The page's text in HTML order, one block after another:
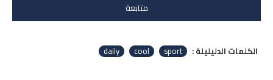
متابعة
الكلمات الدليليلة : sport
cool
daily